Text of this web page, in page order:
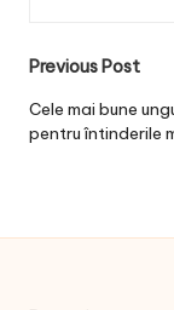
Post
Previous Post
Cele mai bune
pentru întinderile